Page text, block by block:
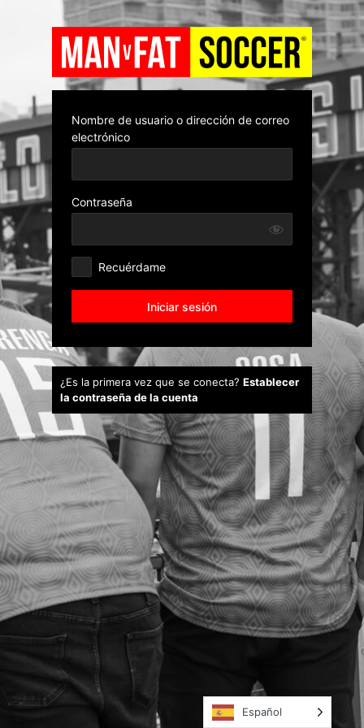
sesión
Nombre de usuario o dirección de correo
electrónico
Contraseña
Recuérdame
¿Es la primera vez que se conecta? Establecer
la contraseña de la cuenta
Español